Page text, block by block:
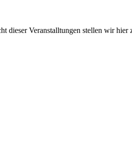
dieser Veranstalltungen stellen wir